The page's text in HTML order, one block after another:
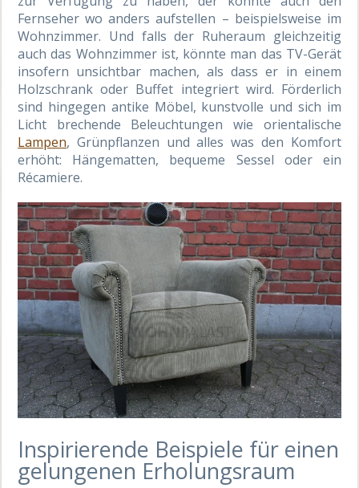
Fernseher wo anders aufstellen – beispielsweise im
Wohnzimmer. Und falls der Ruheraum gleichzeitig
auch das Wohnzimmer ist, könnte man das TV-Gerät
insofern unsichtbar machen, als dass er in einem
Holzschrank oder Buffet integriert wird. Förderlich
sind hingegen antike Möbel, kunstvolle und sich im
Licht brechende Beleuchtungen wie orientalische
Lampen, Grünpflanzen und alles was den Komfort
erhöht: Hängematten, bequeme Sessel oder ein
Récamiere.
Inspirierende Beispiele für einen
gelungenen Erholungsraum